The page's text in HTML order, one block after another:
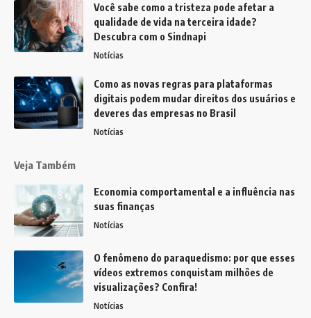
Você sabe como a tristeza pode afetar a
qualidade de vida na terceira idade?
Descubra com o Sindnapi
Notícias
Como as novas regras para plataformas
digitais podem mudar direitos dos usuários e
deveres das empresas no Brasil
Notícias
Veja Também
Economia comportamental e a influência nas
suas finanças
Notícias
O fenômeno do paraquedismo: por que esses
vídeos extremos conquistam milhões de
visualizações? Confira!
Notícias